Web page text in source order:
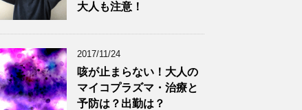
大人も注意！
2017/11/24
咳が止まらない！大人の
マイコプラズマ・治療と
予防は？出勤は？